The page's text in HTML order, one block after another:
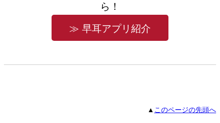
ら！
≫ 早耳アプリ紹介
▲ このページの先頭へ